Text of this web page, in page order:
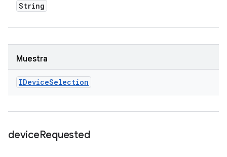
String
Muestra
IDeviceSelection
deviceRequested